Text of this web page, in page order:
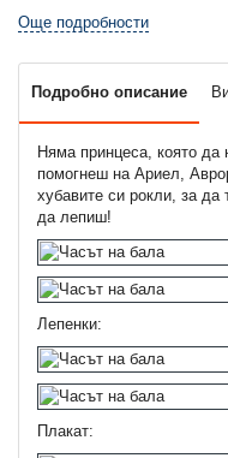
Още подробности
Подробно описание
Няма принцеса, която
помогнеш на Ариел,
хубавите си рокли, за
да лепиш!
Лепенки:
Плакат: